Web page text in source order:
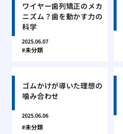
ワイヤー歯列矯正のメカ
ニズム？歯を動かす力の
科学
2025.06.07
未分類
ゴムかけが導いた理想の
噛み合わせ
2025.06.06
未分類